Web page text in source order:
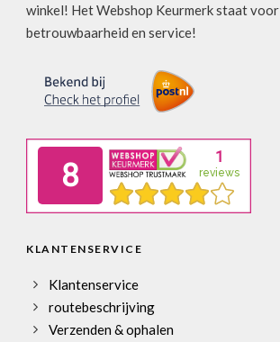
winkel! Het Webshop Keurmerk staat voor
betrouwbaarheid en service!
KLANTENSERVICE
Klantenservice
routebeschrijving
Verzenden & ophalen